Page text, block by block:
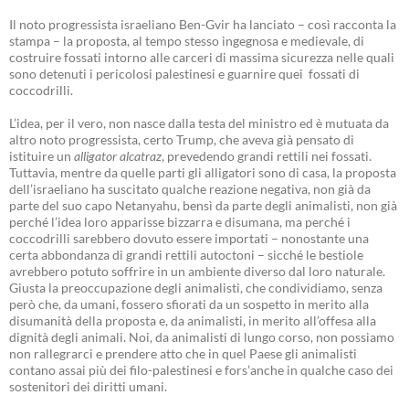
Il noto progressista israeliano Ben-Gvir ha lanciato – così racconta la
stampa – la proposta, al tempo stesso ingegnosa e medievale, di
costruire fossati intorno alle carceri di massima sicurezza nelle quali
sono detenuti i pericolosi palestinesi e guarnire quei fossati di
coccodrilli.
L’idea, per il vero, non nasce dalla testa del ministro ed è mutuata da
altro noto progressista, certo Trump, che aveva già pensato di
istituire un alligator alcatraz, prevedendo grandi rettili nei fossati.
Tuttavia, mentre da quelle parti gli alligatori sono di casa, la proposta
dell’israeliano ha suscitato qualche reazione negativa, non già da
parte del suo capo Netanyahu, bensì da parte degli animalisti, non già
perché l’idea loro apparisse bizzarra e disumana, ma perché i
coccodrilli sarebbero dovuto essere importati – nonostante una
certa abbondanza di grandi rettili autoctoni – sicché le bestiole
avrebbero potuto soffrire in un ambiente diverso dal loro naturale.
Giusta la preoccupazione degli animalisti, che condividiamo, senza
però che, da umani, fossero sfiorati da un sospetto in merito alla
disumanità della proposta e, da animalisti, in merito all’offesa alla
dignità degli animali. Noi, da animalisti di lungo corso, non possiamo
non rallegrarci e prendere atto che in quel Paese gli animalisti
contano assai più dei filo-palestinesi e fors’anche in qualche caso dei
sostenitori dei diritti umani.